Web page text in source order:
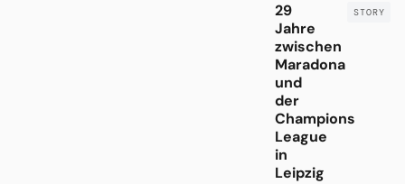
29
Jahre
zwischen
Maradona
und
der
Champions
League
in
Leipzig